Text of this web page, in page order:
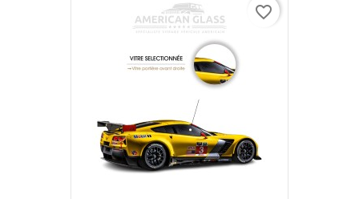
favorite_border